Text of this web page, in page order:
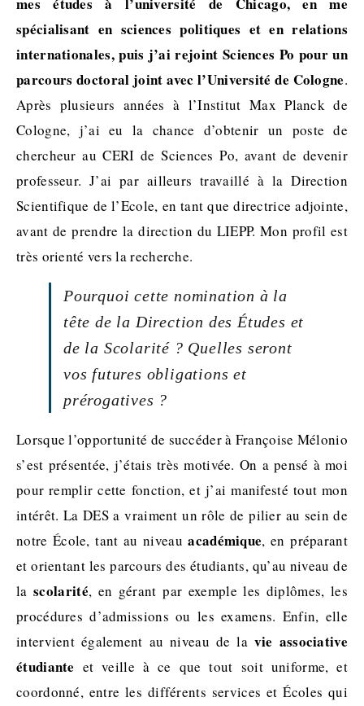
spécialisant en sciences politiques et en relations
internationales, puis j’ai rejoint Sciences Po pour un
parcours doctoral joint avec l’Université de Cologne.
Après plusieurs années à l’Institut Max Planck de
Cologne, j’ai eu la chance d’obtenir un poste de
chercheur au CERI de Sciences Po, avant de devenir
professeur. J’ai par ailleurs travaillé à la Direction
Scientifique de l’Ecole, en tant que directrice adjointe,
avant de prendre la direction du LIEPP. Mon profil est
très orienté vers la recherche.
Pourquoi cette nomination à la
tête de la Direction des Études et
de la Scolarité ? Quelles seront
vos futures obligations et
prérogatives ?
Lorsque l’opportunité de succéder à Françoise Mélonio
s’est présentée, j’étais très motivée. On a pensé à moi
pour remplir cette fonction, et j’ai manifesté tout mon
intérêt. La DES a vraiment un rôle de pilier au sein de
notre École, tant au niveau académique, en préparant
et orientant les parcours des étudiants, qu’au niveau de
la scolarité, en gérant par exemple les diplômes, les
procédures d’admissions ou les examens. Enfin, elle
intervient également au niveau de la vie associative
étudiante et veille à ce que tout soit uniforme, et
coordonné, entre les différents services et Écoles qui